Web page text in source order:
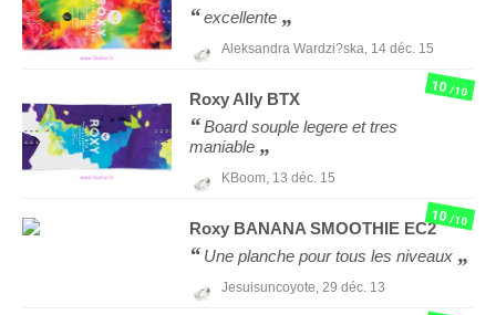
excellente
Aleksandra Wardzi?ska, 14 déc. 15
Roxy Ally BTX
Board souple legere et tres
maniable
KBoom, 13 déc. 15
10/10
Roxy BANANA SMOOTHIE EC2
Une planche pour tous les niveaux
Jesuisuncoyote, 29 déc. 13
10/10